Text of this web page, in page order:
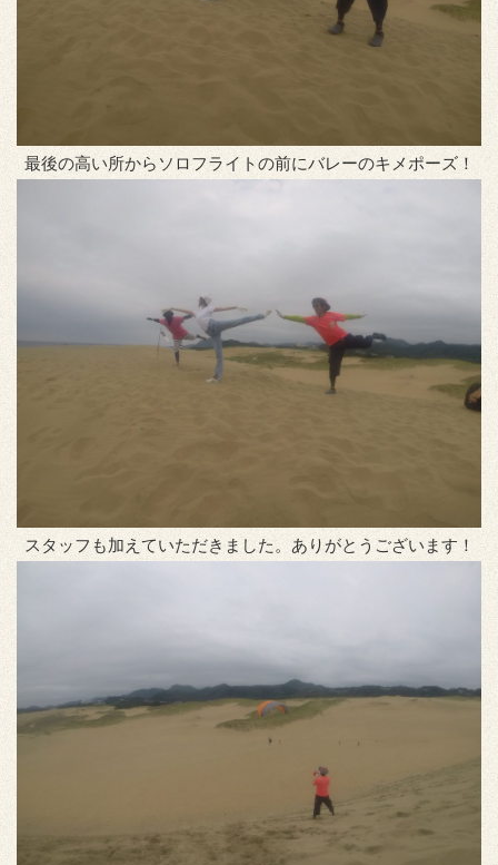
最後の高い所からソロフライトの前にバレーのキメポーズ！
スタッフも加えていただきました。ありがとうございます！